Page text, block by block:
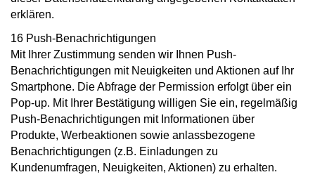
erklären.
16 Push-Benachrichtigungen
Mit Ihrer Zustimmung senden wir Ihnen Push-
Benachrichtigungen mit Neuigkeiten und Aktionen auf Ihr
Smartphone. Die Abfrage der Permission erfolgt über ein
Pop-up. Mit Ihrer Bestätigung willigen Sie ein, regelmäßig
Push-Benachrichtigungen mit Informationen über
Produkte, Werbeaktionen sowie anlassbezogene
Benachrichtigungen (z.B. Einladungen zu
Kundenumfragen, Neuigkeiten, Aktionen) zu erhalten.